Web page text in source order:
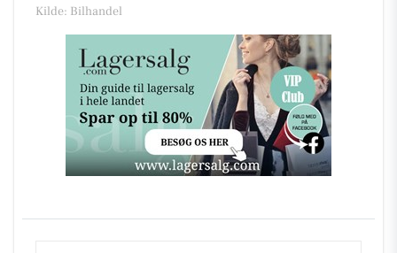
Kilde: Bilhandel